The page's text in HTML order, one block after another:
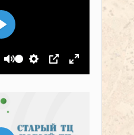
Выключить звук
Настройки
PIP На весь
Воспроизвести